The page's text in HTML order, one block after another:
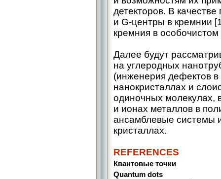
детекторов. В
и G-центры в кремнии
кремния в
Далее будут
на углеродных
(инженерия дефектов в
нанокристаллах и
одиночных молекулах,
и ионах металлов в
ансамблевые системы
кристаллах.
REFERENCES
Квантовые точки
Quantum dots